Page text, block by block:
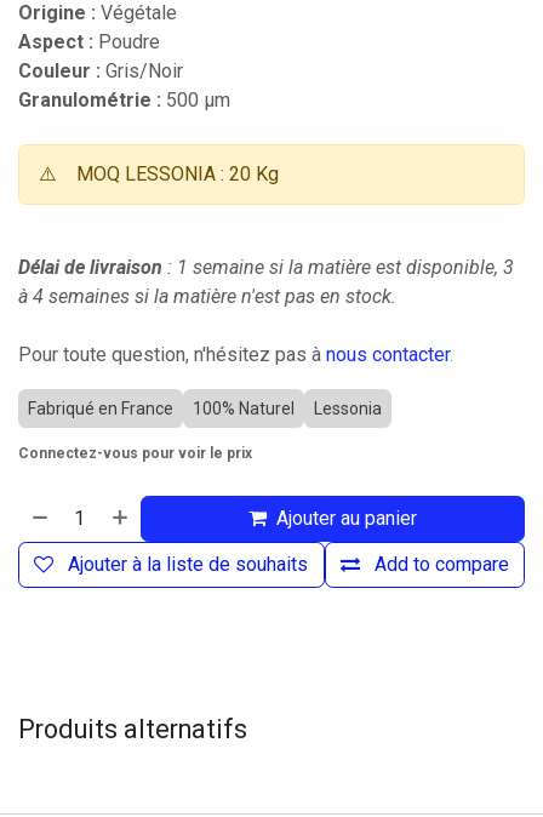
Origine : Végétale
Aspect : Poudre
Couleur : Gris/Noir
Granulométrie : 500 µm
⚠️ MOQ LESSONIA : 20 Kg
Délai de livraison : 1 semaine si la matière est disponible, 3
à 4 semaines si la matière n'est pas en stock.
Pour toute question, n'hésitez pas à nous contacter.
Fabriqué en France 100% Naturel Lessonia
Connectez-vous pour voir le prix
Ajouter au panier
Add to compare
Ajouter à la liste de souhaits
Produits alternatifs